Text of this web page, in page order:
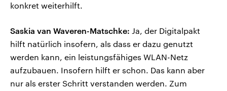
konkret weiterhilft.
Saskia van Waveren-Matschke: Ja, der Digitalpakt
hilft natürlich insofern, als dass er dazu genutzt
werden kann, ein leistungsfähiges WLAN-Netz
aufzubauen. Insofern hilft er schon. Das kann aber
nur als erster Schritt verstanden werden. Zum